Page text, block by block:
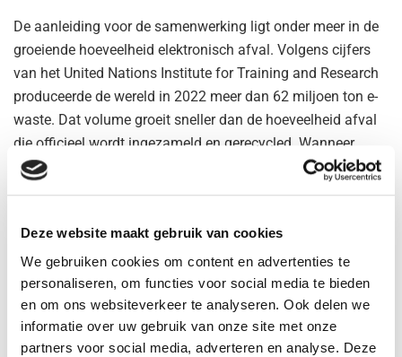
Deze website maakt gebruik van cookies
We gebruiken cookies om content en advertenties te
personaliseren, om functies voor social media te bieden
en om ons websiteverkeer te analyseren. Ook delen we
informatie over uw gebruik van onze site met onze
partners voor social media, adverteren en analyse. Deze
De aanleiding voor de samenwerking ligt onder meer in de
groeiende hoeveelheid elektronisch afval. Volgens cijfers
van het United Nations Institute for Training and Research
produceerde de wereld in 2022 meer dan 62 miljoen ton e-
waste. Dat volume groeit sneller dan de hoeveelheid afval
die officieel wordt ingezameld en gerecycled. Wanneer
besturingssystemen hun ondersteuning voor oudere
functioneert.
Back Market en Google stellen dat software een grotere rol
speelt in de levensduur van apparaten, nu toepassingen,
beveiliging en kunstmatige intelligentie steeds vaker in de
cloud draaien. Daardoor hangt de bruikbaarheid van een